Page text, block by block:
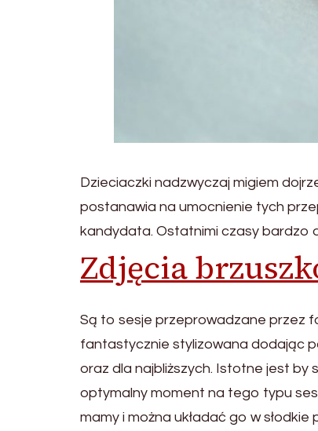
Dzieciaczki nadzwyczaj migiem
postanawia na umocnienie tych
kandydata. Ostatnimi czasy bardzo
Zdjęcia
Są to sesje przeprowadzane przez
fantastycznie stylizowana dodając
oraz dla najbliższych. Istotne jest by
optymalny moment na tego typu
mamy i można układać go w